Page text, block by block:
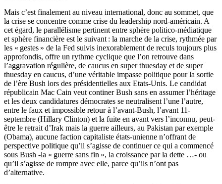
Mais c’est finalement au niveau international, donc au sommet, que
la crise se concentre comme crise du leadership nord-américain. A
cet égard, le parallélisme pertinent entre sphère politico-médiatique
et sphère financière est le suivant : la marche de la crise, rythmée par
les « gestes » de la Fed suivis inexorablement de reculs toujours plus
approfondis, offre un rythme cyclique que l’on retrouve dans
l’aggravation régulière, de caucus en super thuesday et de super
thuesday en caucus, d’une véritable impasse politique pour la sortie
de l’ère Bush lors des présidentielles aux Etats-Unis. Le candidat
républicain Mac Cain veut continer Bush sans en assumer l’héritage
et les deux candidatures démocrates se neutralisent l’une l’autre,
entre le faux et impossible retour à l’avant-Bush, l’avant 11-
septembre (Hillary Clinton) et la fuite en avant vers l’inconnu, peut-
être le retrait d’Irak mais la guerre ailleurs, au Pakistan par exemple
(Obama), aucune faction capitaliste états-unienne n’offrant de
perspective politique qu’il s’agisse de continuer ce qui a commencé
sous Bush -la « guerre sans fin », la croissance par la dette …- ou
qu’il s’agisse de rompre avec elle, parce qu’ils n’ont pas
d’alternative.